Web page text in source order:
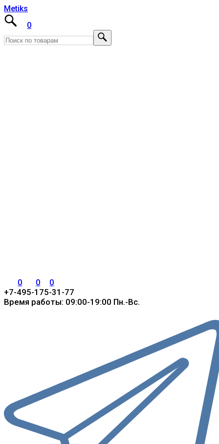
Metiks
0
0 0 0
+7-495-175-31-77
Время работы: 09:00-19:00 Пн.-Вс.